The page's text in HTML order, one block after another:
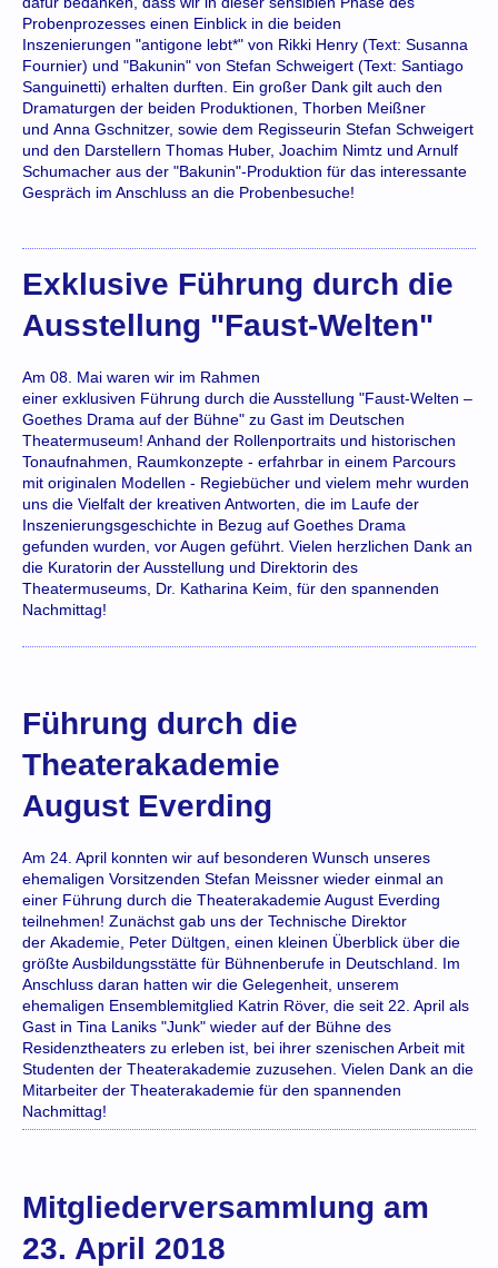
Probenprozesses einen Einblick in die beiden
Inszenierungen "antigone lebt*" von Rikki Henry (Text: Susanna
Fournier) und "Bakunin" von Stefan Schweigert (Text: Santiago
Sanguinetti) erhalten durften. Ein großer Dank gilt auch den
Dramaturgen der beiden Produktionen, Thorben Meißner
und Anna Gschnitzer, sowie dem Regisseurin Stefan Schweigert
und den Darstellern Thomas Huber, Joachim Nimtz und Arnulf
Schumacher aus der "Bakunin"-Produktion für das interessante
Gespräch im Anschluss an die Probenbesuche!
Exklusive Führung durch die
Ausstellung "Faust-Welten"
Am 08. Mai waren wir im Rahmen
einer exklusiven Führung durch die Ausstellung "Faust-Welten –
Goethes Drama auf der Bühne" zu Gast im Deutschen
Theatermuseum! Anhand der Rollenportraits und historischen
Tonaufnahmen, Raumkonzepte - erfahrbar in einem Parcours
mit originalen Modellen - Regiebücher und vielem mehr wurden
uns die Vielfalt der kreativen Antworten, die im Laufe der
Inszenierungsgeschichte in Bezug auf Goethes Drama
gefunden wurden, vor Augen geführt. Vielen herzlichen Dank an
die Kuratorin der Ausstellung und Direktorin des
Theatermuseums, Dr. Katharina Keim, für den spannenden
Nachmittag!
Führung durch die
Theaterakademie
August Everding
Am 24. April konnten wir auf besonderen Wunsch unseres
ehemaligen Vorsitzenden Stefan Meissner wieder einmal an
einer Führung durch die Theaterakademie August Everding
teilnehmen! Zunächst gab uns der Technische Direktor
der Akademie, Peter Dültgen, einen kleinen Überblick über die
größte Ausbildungsstätte für Bühnenberufe in Deutschland. Im
Anschluss daran hatten wir die Gelegenheit, unserem
ehemaligen Ensemblemitglied Katrin Röver, die seit 22. April als
Gast in Tina Laniks "Junk" wieder auf der Bühne des
Residenztheaters zu erleben ist, bei ihrer szenischen Arbeit mit
Studenten der Theaterakademie zuzusehen. Vielen Dank an die
Mitarbeiter der Theaterakademie für den spannenden
Nachmittag!
Mitgliederversammlung am
23. April 2018